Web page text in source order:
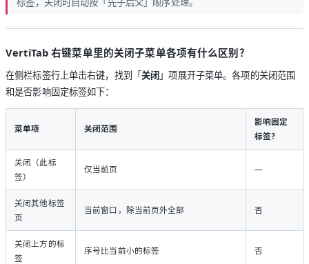
VertiTab 右键菜单里的关闭子菜单各项有什么区别？
在侧栏标签行上单击右键，找到「关闭」项展开子菜单。各项的关闭范围
和是否影响固定标签如下：
菜单项 关闭范围
影响固定
标签？
关闭（此标
签）
仅当前页 —
关闭其他标签
页
当前窗口，除当前页外全部 否
关闭上方的标
签
序号比当前小的标签 否